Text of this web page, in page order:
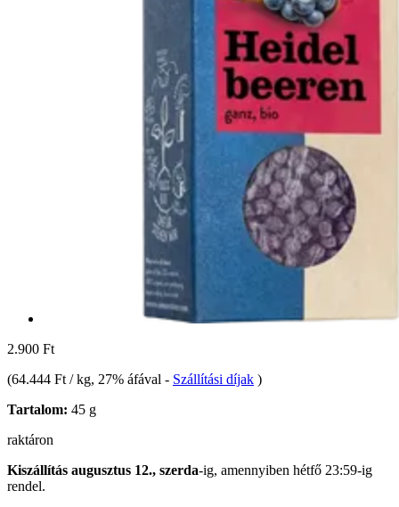
2.900 Ft
(64.444 Ft / kg, 27% áfával - Szállítási díjak )
Tartalom: 45 g
raktáron
Kiszállítás augusztus 12., szerda-ig, amennyiben hétfő 23:59-ig
rendel.